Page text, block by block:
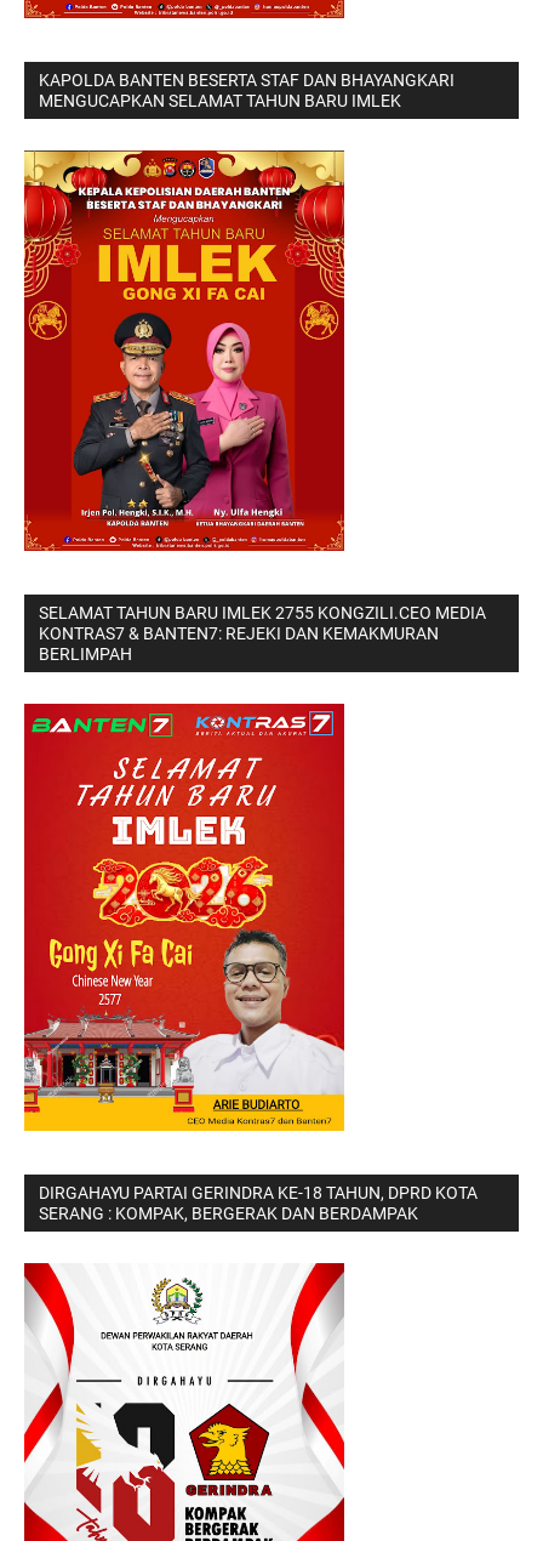
KAPOLDA BANTEN BESERTA STAF DAN BHAYANGKARI
MENGUCAPKAN SELAMAT TAHUN BARU IMLEK
SELAMAT TAHUN BARU IMLEK 2755 KONGZILI.CEO MEDIA
KONTRAS7 & BANTEN7: REJEKI DAN KEMAKMURAN
BERLIMPAH
DIRGAHAYU PARTAI GERINDRA KE-18 TAHUN, DPRD KOTA
SERANG : KOMPAK, BERGERAK DAN BERDAMPAK